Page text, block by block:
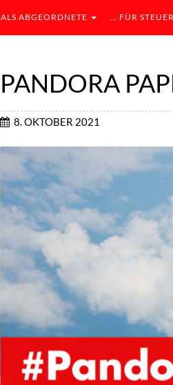
ALS ABGEORDNETE … FÜR
PANDORA
8. OKTOBER 2021